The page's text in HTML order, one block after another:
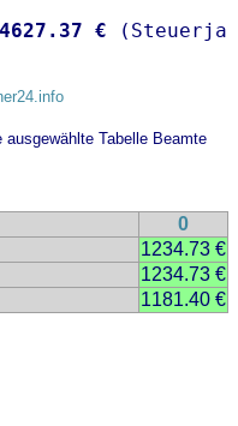
€
Tabelle Beamte
0
1234.73 €
1234.73 €
1181.40 €